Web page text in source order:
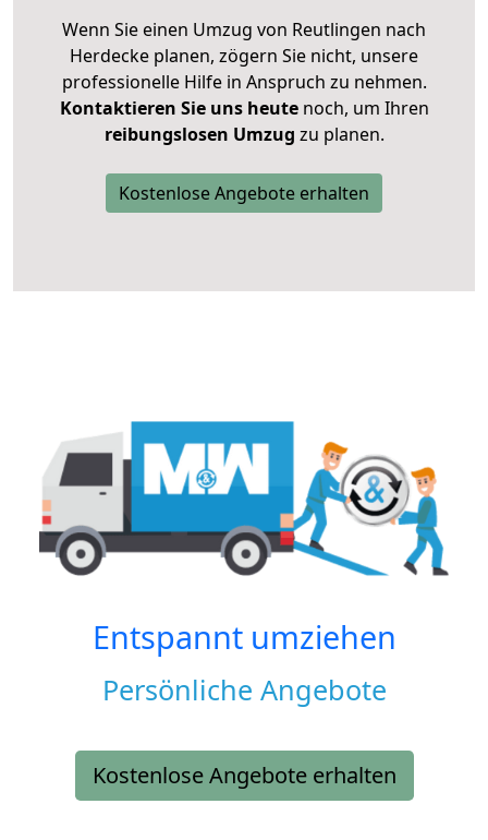
Wenn Sie einen Umzug von Reutlingen nach
Herdecke planen, zögern Sie nicht, unsere
professionelle Hilfe in Anspruch zu nehmen.
Kontaktieren Sie uns heutenoch, um Ihren
reibungslosen Umzug zu planen.
Kostenlose Angebote erhalten
Entspannt umziehen
Persönliche Angebote
Kostenlose Angebote erhalten